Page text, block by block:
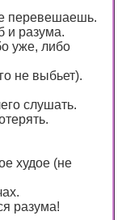
перевешаешь.
и разума.
уже, либо
не выбьет).
слушать.
худое (не
разума!